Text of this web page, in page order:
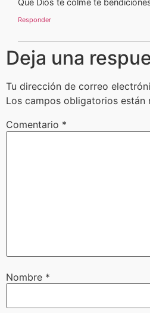
Que Dios te colme te
Responder
Deja una
Tu dirección de correo
Los campos obligatorios están
Comentario *
Nombre *